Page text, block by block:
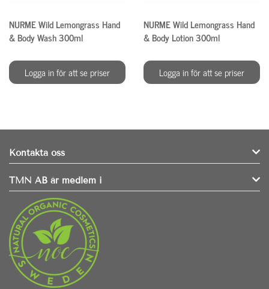
NURME Wild Lemongrass Hand
& Body Wash 300ml
Logga in för att se priser
NURME Wild Lemongrass Hand
& Body Lotion 300ml
Logga in för att se priser
Kontakta oss
TMN AB är medlem i